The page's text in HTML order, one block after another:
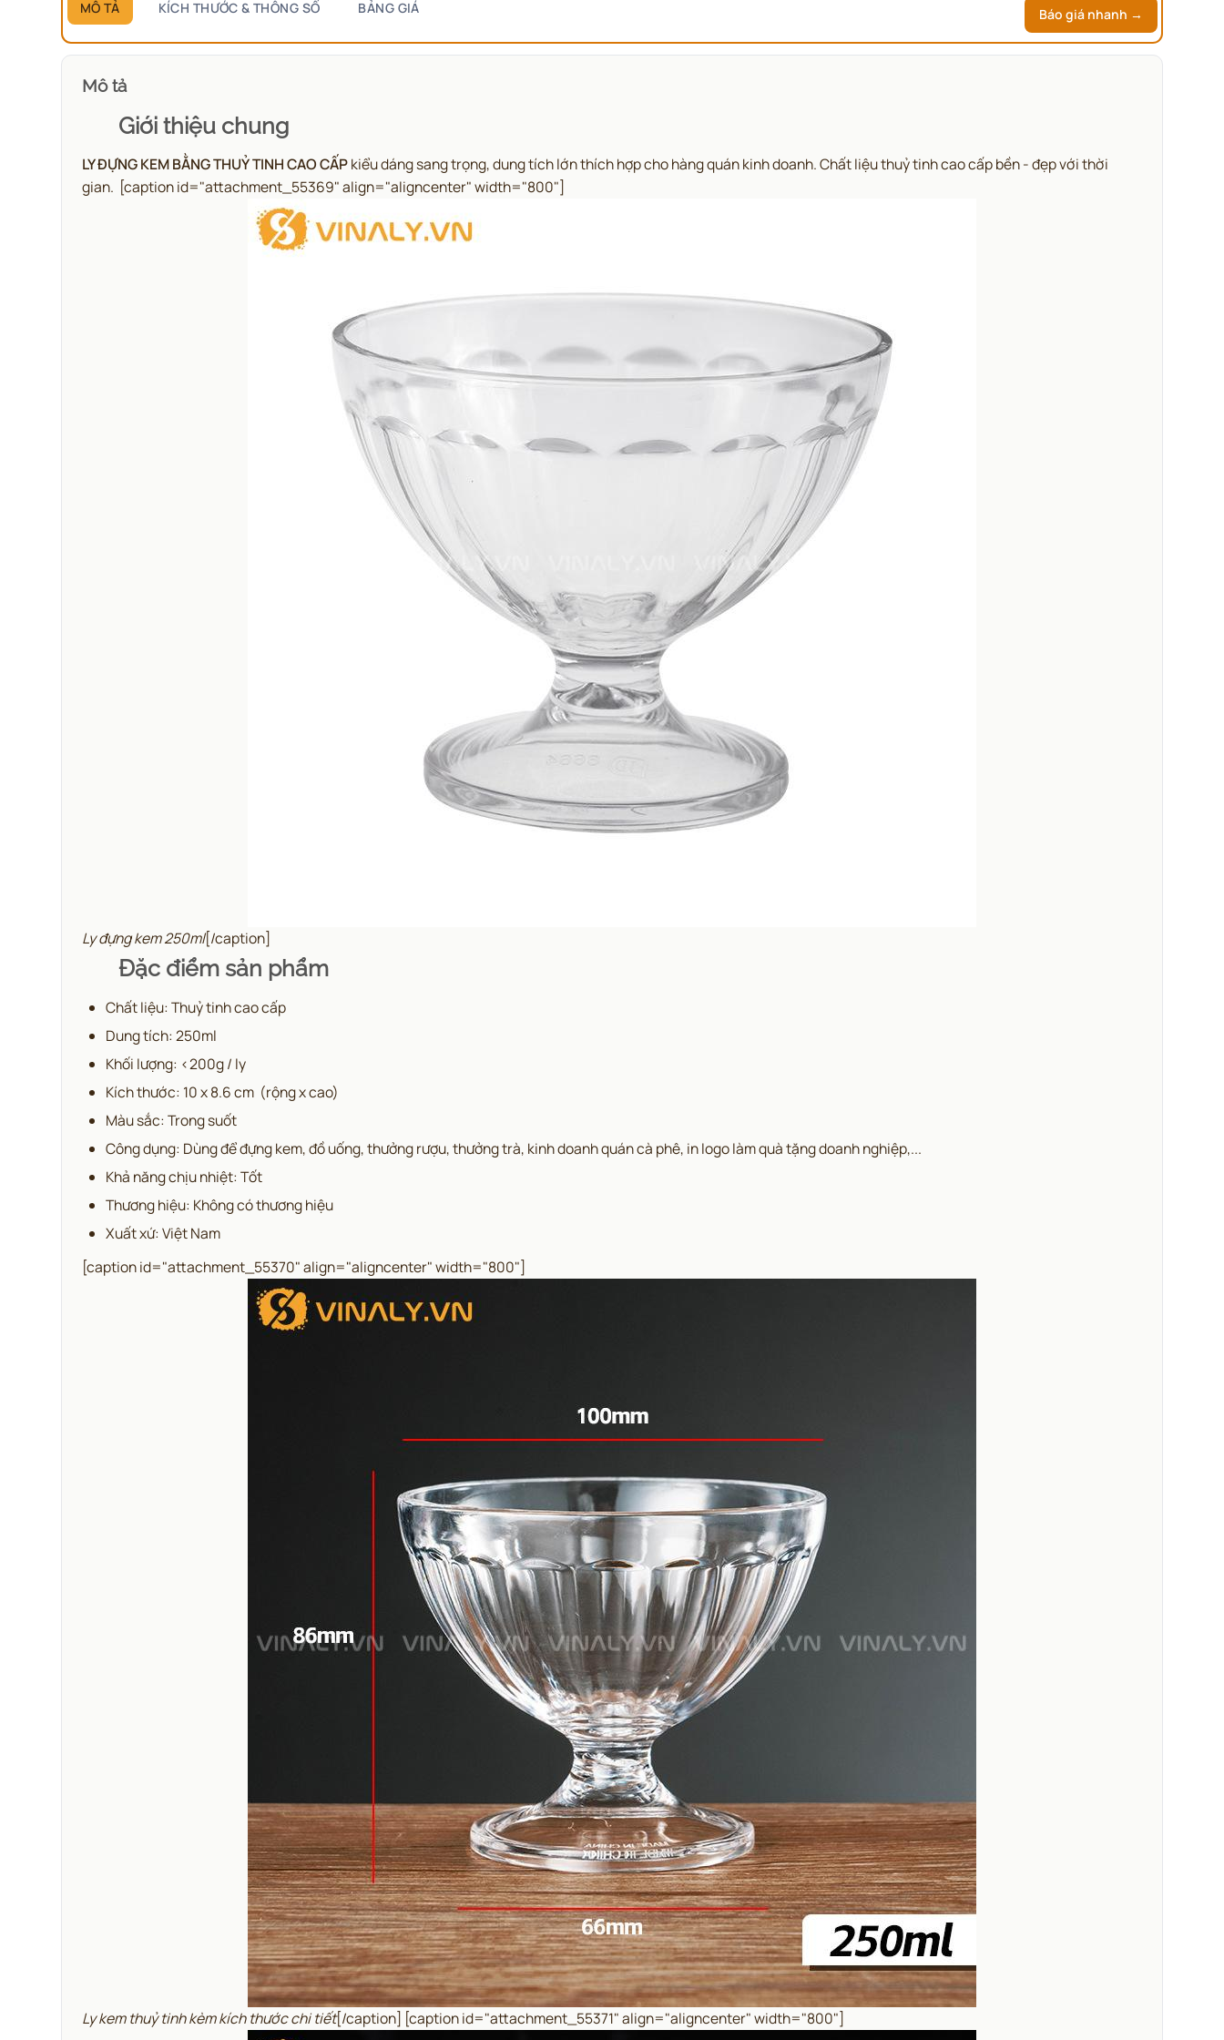
MÔ TẢ KÍCH THƯỚC & THÔNG SỐ BẢNG GIÁ Báo giá nhanh →
Mô tả
Giới thiệu chung
LY ĐỰNG KEM BẰNG THUỶ TINH CAO CẤPkiểu dáng sang trọng, dung tích lớn thích hợp cho hàng quán kinh doanh. Chất liệu thuỷ tinh cao cấp bền - đẹp với thời
gian. [caption id="attachment_55369" align="aligncenter" width="800"]
Ly đựng kem 250ml[/caption]
Đặc điểm sản phẩm
Chất liệu: Thuỷ tinh cao cấp
Dung tích: 250ml
Khối lượng: <200g / ly
Kích thước: 10 x 8.6 cm (rộng x cao)
Màu sắc: Trong suốt
Công dụng: Dùng để đựng kem, đồ uống, thưởng rượu, thưởng trà, kinh doanh quán cà phê, in logo làm quà tặng doanh nghiệp,...
Khả năng chịu nhiệt: Tốt
Thương hiệu: Không có thương hiệu
Xuất xứ: Việt Nam
[caption id="attachment_55370" align="aligncenter" width="800"]
Ly kem thuỷ tinh kèm kích thước chi tiết[/caption] [caption id="attachment_55371" align="aligncenter" width="800"]